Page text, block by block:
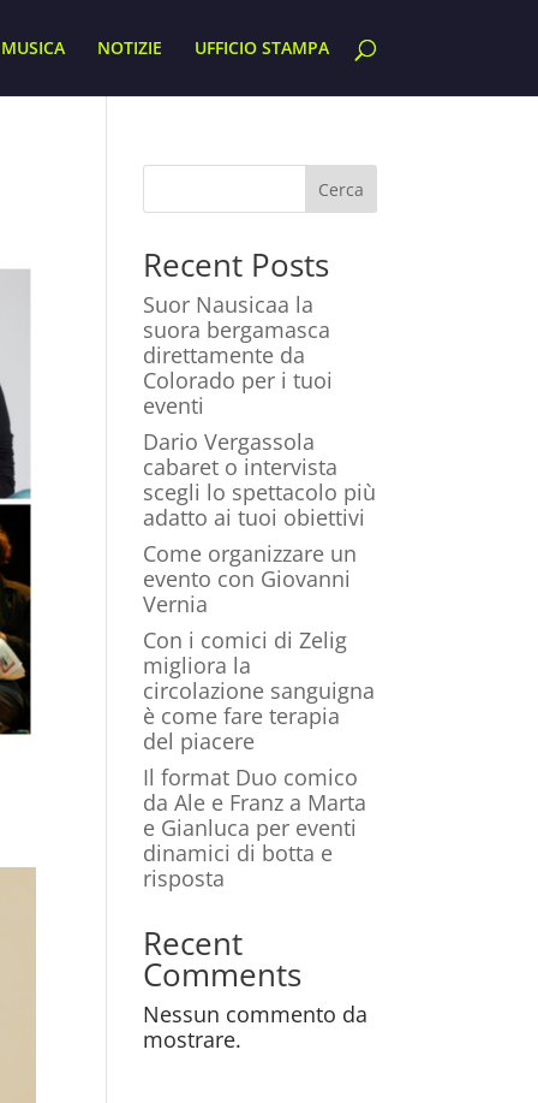
MUSICA NOTIZIE UFFICIO STAMPA
Cerca
Recent Posts
Suor Nausicaa la
suora bergamasca
direttamente da
Colorado per i tuoi
eventi
Dario Vergassola
cabaret o intervista
scegli lo spettacolo più
adatto ai tuoi obiettivi
Come organizzare un
evento con Giovanni
Vernia
Con i comici di Zelig
migliora la
circolazione sanguigna
è come fare terapia
del piacere
Il format Duo comico
da Ale e Franz a Marta
e Gianluca per eventi
dinamici di botta e
risposta
Recent
Comments
Nessun commento da
mostrare.